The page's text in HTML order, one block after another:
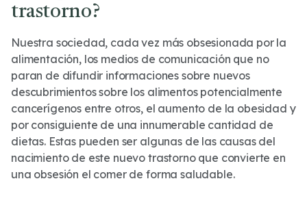
trastorno?
Nuestra sociedad, cada vez más obsesionada por la
alimentación, los medios de comunicación que no
paran de difundir informaciones sobre nuevos
descubrimientos sobre los alimentos potencialmente
cancerígenos entre otros, el aumento de la obesidad y
por consiguiente de una innumerable cantidad de
dietas. Estas pueden ser algunas de las causas del
nacimiento de este nuevo trastorno que convierte en
una obsesión el comer de forma saludable.